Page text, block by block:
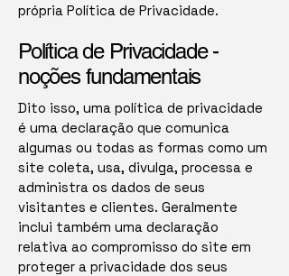
própria Política de Privacidade.
Política de Privacidade -
noções fundamentais
Dito isso, uma política de privacidade
é uma declaração que comunica
algumas ou todas as formas como um
site coleta, usa, divulga, processa e
administra os dados de seus
visitantes e clientes. Geralmente
inclui também uma declaração
relativa ao compromisso do site em
proteger a privacidade dos seus